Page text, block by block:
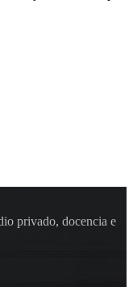
privado, docencia e